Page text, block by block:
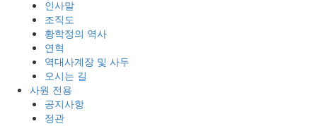
인사말
조직도
황학정의 역사
연혁
역대사계장 및 사두
오시는 길
사원 전용
공지사항
정관